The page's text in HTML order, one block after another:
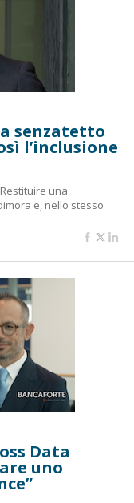
senzatetto
l’inclusione
Restituire una
e, nello stesso
Data
uno